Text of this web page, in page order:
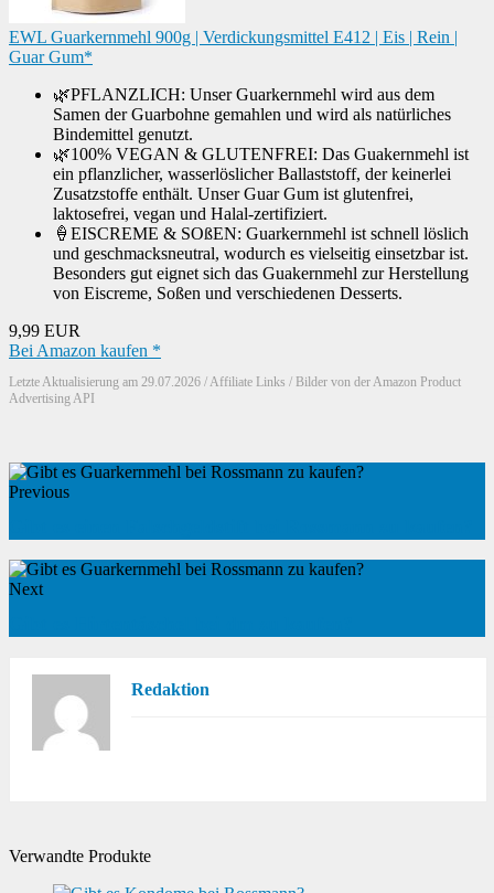
EWL Guarkernmehl 900g | Verdickungsmittel E412 | Eis | Rein |
Guar Gum*
🌿PFLANZLICH: Unser Guarkernmehl wird aus dem
Samen der Guarbohne gemahlen und wird als natürliches
Bindemittel genutzt.
🌿100% VEGAN & GLUTENFREI: Das Guakernmehl ist
ein pflanzlicher, wasserlöslicher Ballaststoff, der keinerlei
Zusatzstoffe enthält. Unser Guar Gum ist glutenfrei,
laktosefrei, vegan und Halal-zertifiziert.
🍦EISCREME & SOßEN: Guarkernmehl ist schnell löslich
und geschmacksneutral, wodurch es vielseitig einsetzbar ist.
Besonders gut eignet sich das Guakernmehl zur Herstellung
von Eiscreme, Soßen und verschiedenen Desserts.
9,99 EUR
Bei Amazon kaufen *
Letzte Aktualisierung am 29.07.2026 / Affiliate Links / Bilder von der Amazon Product
Advertising API
Previous
Next
Redaktion
Verwandte Produkte